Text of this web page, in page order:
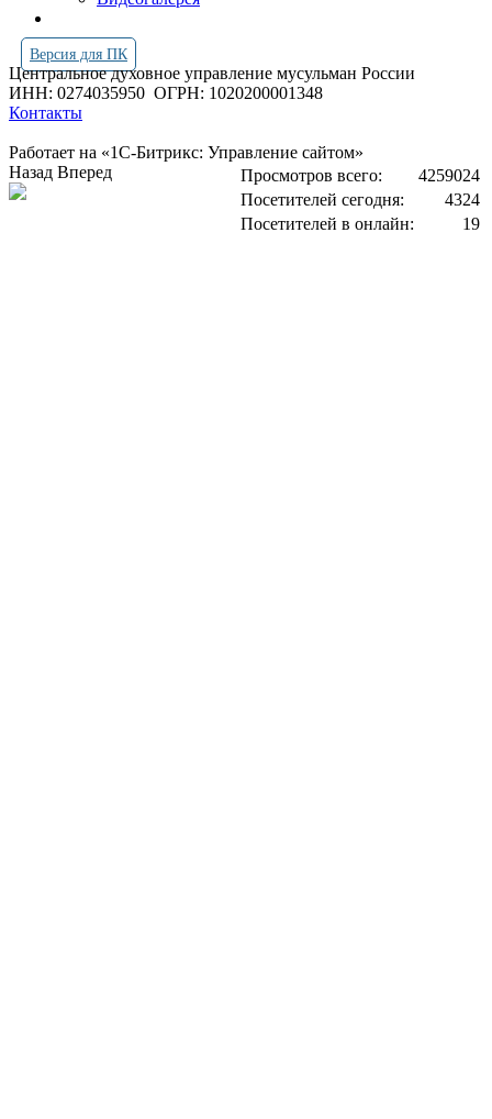
Версия для ПК
Центральное духовное управление мусульман России
ИНН: 0274035950 ОГРН: 1020200001348
Контакты
Работает на «1С-Битрикс: Управление сайтом»
Просмотров всего:
4259024
Посетителей сегодня:
4324
Посетителей в онлайн:
19
Назад Вперед